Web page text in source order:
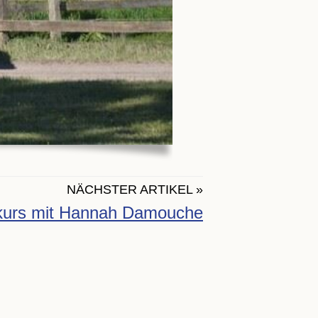
NÄCHSTER ARTIKEL »
mit Hannah Damouche